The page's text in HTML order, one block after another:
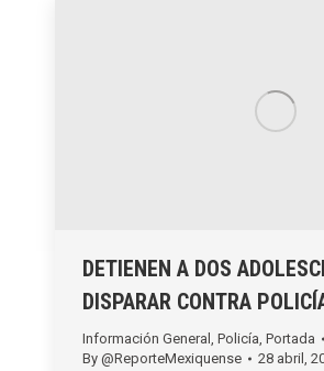
DETIENEN A DOS
DISPARAR CONTRA
Información General , Policía, Portada
By @ReporteMexiquense 28 abril,